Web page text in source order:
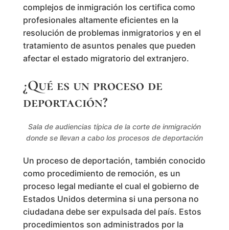
complejos de inmigración los certifica como
profesionales altamente eficientes en la
resolución de problemas inmigratorios y en el
tratamiento de asuntos penales que pueden
afectar el estado migratorio del extranjero.
¿Qué es un proceso de
deportación?
Sala de audiencias típica de la corte de inmigración
donde se llevan a cabo los procesos de deportación
Un proceso de deportación, también conocido
como procedimiento de remoción, es un
proceso legal mediante el cual el gobierno de
Estados Unidos determina si una persona no
ciudadana debe ser expulsada del país. Estos
procedimientos son administrados por la